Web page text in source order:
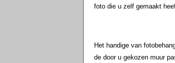
foto die u zelf gemaakt
Het handige van
de door u gekozen muur